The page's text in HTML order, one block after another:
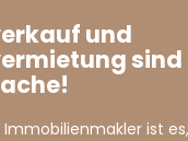
– Kauf
Partner
und
sind
ist